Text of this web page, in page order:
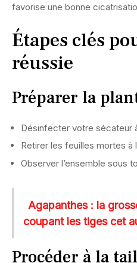
favorise une bonne
Étapes clés
réussie
Préparer la
Désinfecter votre sécateur
Retirer les feuilles mortes à
Observer l’ensemble sous
Agapanthes : la
coupant les tiges cet
Procéder à la